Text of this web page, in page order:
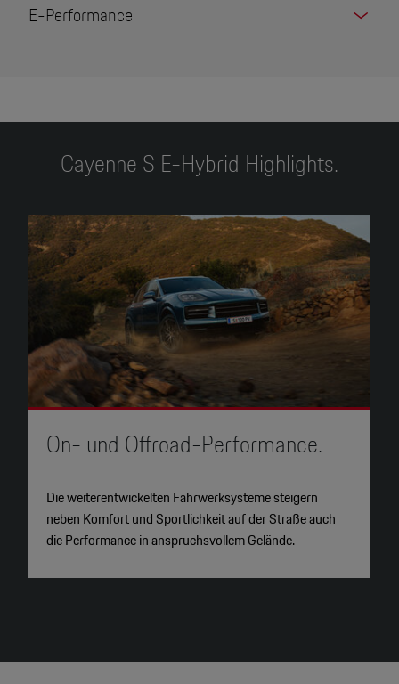
E-Performance
Cayenne S E-Hybrid Highlights.
On- und Offroad-Performance.
Die weiterentwickelten Fahrwerksysteme steigern
neben Komfort und Sportlichkeit auf der Straße auch
die Performance in anspruchsvollem Gelände.